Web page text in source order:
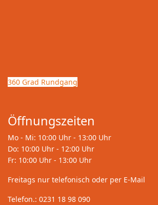
360 Grad Rundgang
Öffnungszeiten
Mo - Mi: 10:00 Uhr - 13:00 Uhr
Do: 10:00 Uhr - 12:00 Uhr
Fr: 10:00 Uhr - 13:00 Uhr
Freitags nur telefonisch oder per E-Mail
Telefon.: 0231 18 98 090